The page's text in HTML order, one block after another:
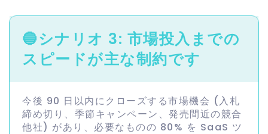
🔵シナリオ 3: 市場投入までの
スピードが主な制約です
今後 90 日以内にクローズする市場機会 (入札
締め切り、季節キャンペーン、発売間近の競合
他社) があり、必要なものの 80% を SaaS ツ